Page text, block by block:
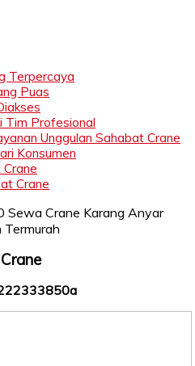
Terpercaya
Puas
Tim Profesional
Unggulan Sahabat Crane
Konsumen
Crane